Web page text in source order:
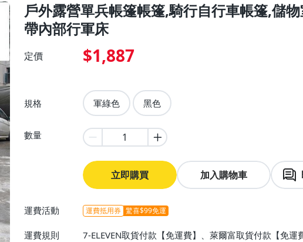
戶外露營單兵帳篷帳篷,騎行自行車帳篷,儲
帶內部行軍床
定價 $1,887
規格 軍綠色 黑色
數量
立即購買 加入購物車
運費活動 運費抵用券 驚喜$99免運
運費規則
7-ELEVEN取貨付款【免運費】、萊爾富取貨付款【免運